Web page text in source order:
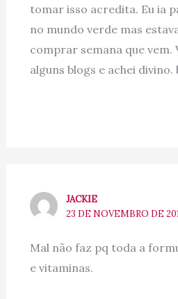
tomar isso acredita. Eu ia
no mundo verde mas
comprar semana que vem.
alguns blogs e achei divino.
JACKIE
23 DE NOVEMBRO DE
Mal não faz pq toda a
e vitaminas.